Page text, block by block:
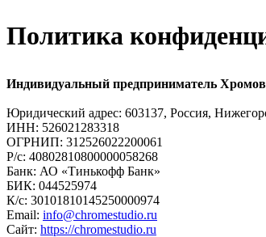
Политика
Индивидуальный предприниматель
Юридический адрес: 603137, Россия,
ИНН: 526021283318
ОГРНИП: 312526022200061
Р/с: 40802810800000058268
Банк: АО «Тинькофф Банк»
БИК: 044525974
К/с: 30101810145250000974
Email: info@chromestudio.ru
Сайт: https://chromestudio.ru